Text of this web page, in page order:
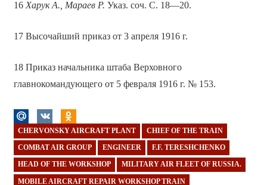
16 Харук А., Мараев Р. Указ. соч. С. 18—20.
17 Высочайший приказ от 3 апреля 1916 г.
18 Приказ начальника штаба Верховного
главнокомандующего от 5 февраля 1916 г. № 153.
CHERVONSKY AIRCRAFT PLANT CHIEF OF THE TRAIN
COMBAT AIR GROUP ENGINEER F.F. TERESHCHENKO
HEAD OF THE WORKSHOP MILITARY AIR FLEET OF RUSSIA.
MOBILE AIRCRAFT REPAIR WORKSHOP TRAIN